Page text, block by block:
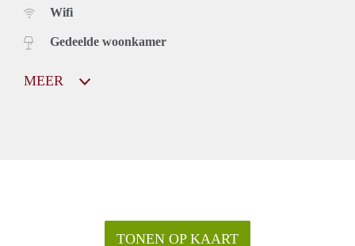
Wifi
Gedeelde woonkamer
MEER
TONEN OP KAART